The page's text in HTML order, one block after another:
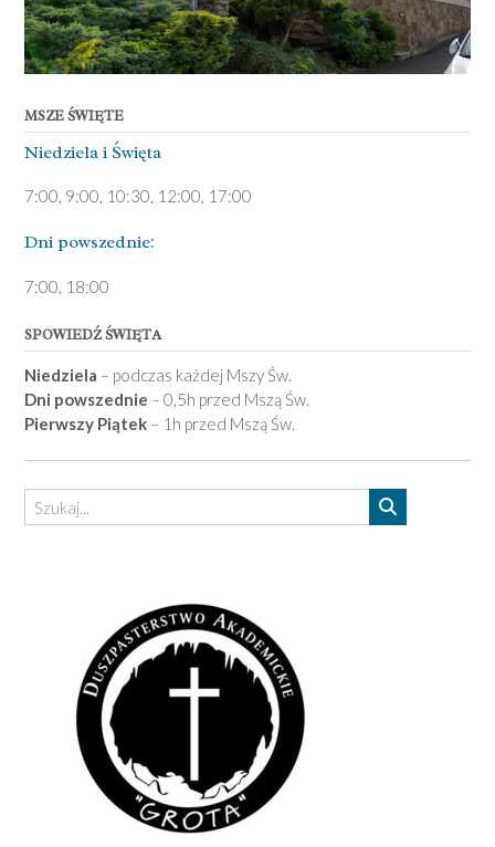
MSZE ŚWIĘTE
Niedziela ­i Święta
7:00, 9:00, 10:30, 12:00, 17:00
Dni pows­zednie:
7­:00, 18:00­
SPOWIEDŹ ŚWIĘTA
Niedziela – podczas każdej Mszy Św.
Dni powszednie – 0,5h przed Mszą Św.
Pierwszy Piątek – 1h przed Mszą Św.